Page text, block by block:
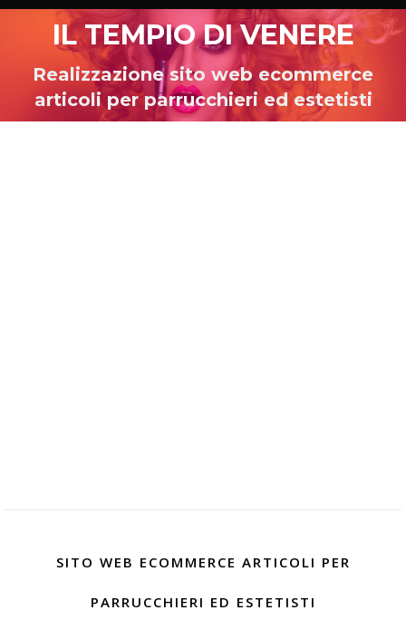
IL TEMPIO DI VENERE
Realizzazione sito web ecommerce
articoli per parrucchieri ed estetisti
Tu sei qui:
SITO WEB ECOMMERCE ARTICOLI PER
PARRUCCHIERI ED ESTETISTI